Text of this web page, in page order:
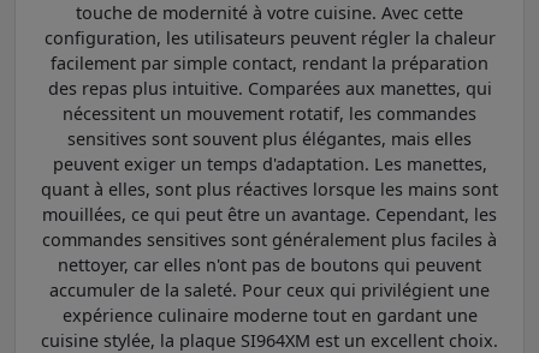
touche de modernité à votre cuisine. Avec cette
configuration, les utilisateurs peuvent régler la chaleur
facilement par simple contact, rendant la préparation
des repas plus intuitive. Comparées aux manettes, qui
nécessitent un mouvement rotatif, les commandes
sensitives sont souvent plus élégantes, mais elles
peuvent exiger un temps d'adaptation. Les manettes,
quant à elles, sont plus réactives lorsque les mains sont
mouillées, ce qui peut être un avantage. Cependant, les
commandes sensitives sont généralement plus faciles à
nettoyer, car elles n'ont pas de boutons qui peuvent
accumuler de la saleté. Pour ceux qui privilégient une
expérience culinaire moderne tout en gardant une
cuisine stylée, la plaque SI964XM est un excellent choix.